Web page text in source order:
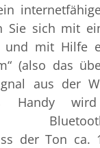
Sie sich mit
und mit Hilfe
(also das
aus der
Handy
Bluetooth-
der Ton ca.